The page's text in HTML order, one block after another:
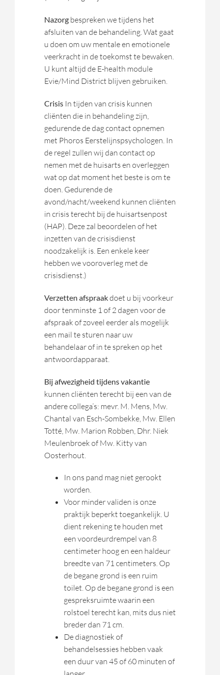
Nazorg bespreken we tijdens het
afsluiten van de behandeling. Wat gaat
u doen om uw mentale en emotionele
veerkracht in de toekomst te bewaken.
U kunt altijd de E-health module
Evie/Mind District blijven gebruiken.
Crisis In tijden van crisis kunnen
cliënten die in behandeling zijn,
gedurende de dag contact opnemen
met Phoros Eerstelijnspsychologen. In
de regel zullen wij dan contact op
nemen met de huisarts en overleggen
wat op dat moment het beste is om te
doen. Gedurende de
avond/nacht/weekend kunnen cliënten
in crisis terecht bij de huisartsenpost
(HAP). Deze zal beoordelen of het
inzetten van de crisisdienst
noodzakelijk is. Een enkele keer
hebben we vooroverleg met de
crisisdienst.)
Verzetten afspraakdoet u bij voorkeur
door tenminste 1 of 2 dagen voor de
afspraak of zoveel eerder als mogelijk
een mail te sturen naar uw
behandelaar of in te spreken op het
antwoordapparaat.
Bij afwezigheid tijdens vakantie
kunnen cliënten terecht bij een van de
andere collega’s: mevr. M. Mens, Mw.
Chantal van Esch-Sombekke, Mw. Ellen
Totté, Mw. Marion Robben, Dhr. Niek
Meulenbroek of Mw. Kitty van
Oosterhout.
In ons pand mag niet gerookt
worden.
Voor minder validen is onze
praktijk beperkt toegankelijk. U
dient rekening te houden met
een voordeurdrempel van 8
centimeter hoog en een haldeur
breedte van 71 centimeters. Op
de begane grond is een ruim
toilet. Op de begane grond is een
gespreksruimte waarin een
rolstoel terecht kan, mits dus niet
breder dan 71 cm.
De diagnostiek of
behandelsessies hebben vaak
een duur van 45 of 60 minuten of